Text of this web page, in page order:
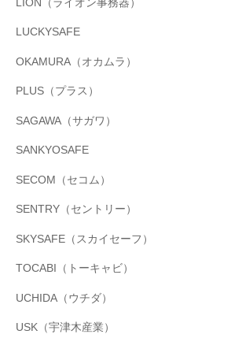
LION（ライオン事務器）
LUCKYSAFE
OKAMURA（オカムラ）
PLUS（プラス）
SAGAWA（サガワ）
SANKYOSAFE
SECOM（セコム）
SENTRY（セントリー）
SKYSAFE（スカイセーフ）
TOCABI（トーキャビ）
UCHIDA（ウチダ）
USK（宇津木産業）